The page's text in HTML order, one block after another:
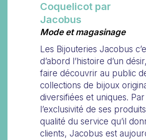
Coquelicot par
Jacobus
Mode et magasinage
Les Bijouteries Jacobus
d’abord l’histoire d’un
faire découvrir au public
collections de bijoux
diversifiées et uniques. Par
l’exclusivité de ses
qualité du service qu’il
clients, Jacobus est